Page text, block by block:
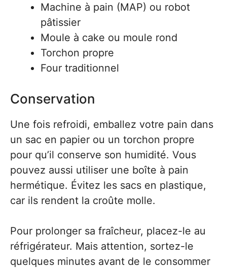
Machine à pain (MAP) ou robot
pâtissier
Moule à cake ou moule rond
Torchon propre
Four traditionnel
Conservation
Une fois refroidi, emballez votre pain dans
un sac en papier ou un torchon propre
pour qu’il conserve son humidité. Vous
pouvez aussi utiliser une boîte à pain
hermétique. Évitez les sacs en plastique,
car ils rendent la croûte molle.
Pour prolonger sa fraîcheur, placez-le au
réfrigérateur. Mais attention, sortez-le
quelques minutes avant de le consommer